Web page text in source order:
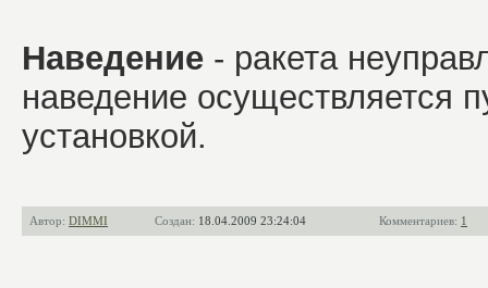
Наведение - ракета
наведение осуществляется
установкой.
Автор: DIMMI Создан: 18.04.2009 23:24:04 Комментариев: 1